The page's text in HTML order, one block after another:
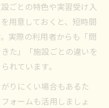
ごとの特色や実習受け入
用意しておくと、短時間
実際の利用者からも「問
た」「施設ごとの違いを
れています。
りにくい場合もあるた
ォームも活用しましょ